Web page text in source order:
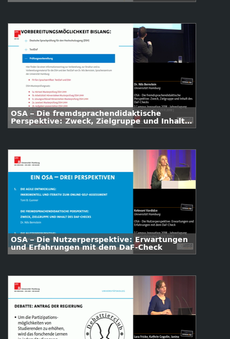
OSA – Die fremdsprachendidaktische
Perspektive: Zweck, Zielgruppe und Inhalt
des DaF-Checks
OSA – Die Nutzerperspektive: Erwartungen
und Erfahrungen mit dem DaF-Check